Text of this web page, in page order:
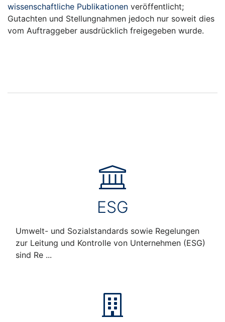
wissenschaftliche Publikationen veröffentlicht;
Gutachten und Stellungnahmen jedoch nur soweit dies
vom Auftraggeber ausdrücklich freigegeben wurde.
ESG
Umwelt- und Sozialstandards sowie Regelungen
zur Leitung und Kontrolle von Unternehmen (ESG)
sind Re ...